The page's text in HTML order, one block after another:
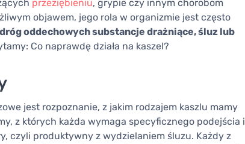
przeziębieniu, grypie czy innym chorobom
objawem, jego rola w organizmie jest często
oddechowych substancje drażniące, śluz lub
Co naprawdę działa na kaszel?
jest rozpoznanie, z jakim rodzajem kaszlu mamy
z których każda wymaga specyficznego podejścia i
czyli produktywny z wydzielaniem śluzu. Każdy z